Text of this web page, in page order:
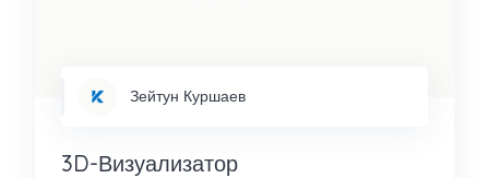
Зейтун Куршаев
3D-Визуализатор